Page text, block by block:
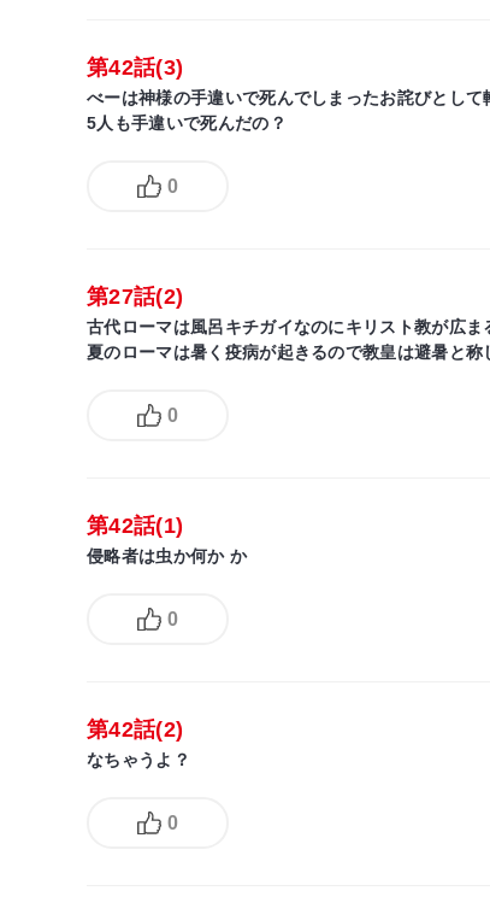
第42話(3)
べーは神様の手違いで死んでしまったお詫びとして
5人も手違いで死んだの？
0
第27話(2)
古代ローマは風呂キチガイなのにキリスト教が広ま
夏のローマは暑く疫病が起きるので教皇は避暑と称
0
第42話(1)
侵略者は虫か何か か
0
第42話(2)
なちゃうよ？
0